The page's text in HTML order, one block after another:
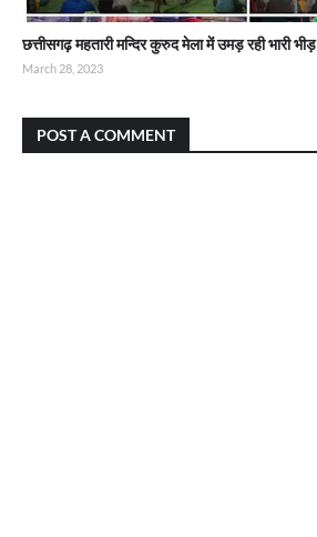
छत्तीसगढ़ महतारी मन्दिर कुरुद मेला में उमड़ रही भारी भीड़
March 28, 2023
POST A COMMENT